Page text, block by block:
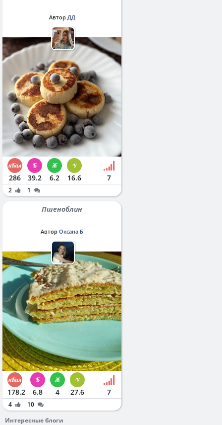
Автор ДД
286 39.2 6.2 16.6 7
2 1
Пшеноблин
Автор Оксана Б
178.2 6.8 4 27.6 7
4
10
Интересные блоги